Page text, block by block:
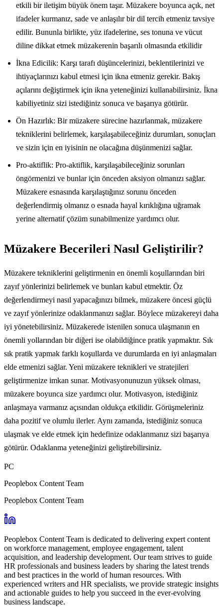
etkili bir iletişim büyük önem taşır. Müzakere boyunca açık, net
ifadeler kurmanız, sade ve anlaşılır bir dil tercih etmeniz tavsiye
edilir. Bununla birlikte, yüz ifadelerine, ses tonuna ve vücut
diline dikkat etmek müzakerenin başarılı olmasında etkilidir
İkna Edicilik: Karşı tarafı düşüncelerinizi, beklentilerinizi ve
ihtiyaçlarınızı kabul etmesi için ikna etmeniz gerekir. Bakış
açılarını değiştirmek için ikna yeteneğinizi kullanabilirsiniz. İkna
kabiliyetiniz sizi istediğiniz sonuca ve başarıya götürür.
Ön Hazırlık: Bir müzakere sürecine hazırlanmak, müzakere
tekniklerini belirlemek, karşılaşabileceğiniz durumları, sonuçları
ve sizin için en iyisinin ne olacağına düşünmenizi sağlar.
Pro-aktiflik: Pro-aktiflik, karşılaşabileceğiniz sorunları
öngörmenizi ve bunlar için önceden aksiyon olmanızı sağlar.
Müzakere esnasında karşılaştığınız sorunu önceden
değerlendirmiş olmanız o esnada hayal kırıklığına uğramak
yerine alternatif çözüm sunabilmenize yardımcı olur.
Müzakere Becerileri Nasıl Geliştirilir?
Müzakere tekniklerini geliştirmenin en önemli koşullarından biri
zayıf yönlerinizi belirlemek ve bunları kabul etmektir. Öz
değerlendirmeyi nasıl yapacağınızı bilmek, müzakere öncesi güçlü
ve zayıf yönlerinize odaklanmanızı sağlar. Böylece müzakereyi daha
iyi yönetebilirsiniz. Müzakerede istenilen sonuca ulaşmanın en
önemli yollarından bir diğeri ise olabildiğince pratik yapmaktır. Sık
sık pratik yapmak farklı koşullarda ve durumlarda en iyi anlaşmaları
elde etmenizi sağlar. Yeni müzakere teknikleri ve stratejileri
geliştirmenize imkan sunar. Motivasyonunuzun yüksek olması,
müzakere boyunca size yardımcı olur. Motivasyon, istediğiniz
anlaşmaya varmanız açısından oldukça etkilidir. Görüşmeleriniz
daha pozitif ve olumlu ilerler. Aynı zamanda, istediğiniz sonuca
ulaşmak ve elde etmek için hedefinize odaklanmanız sizi başarıya
götürür. Odaklanma yeteneğinizi geliştirebilirsiniz.
PC
Peoplebox Content Team
Peoplebox Content Team
Peoplebox Content Team is dedicated to delivering expert content
on workforce management, employee engagement, talent
acquisition, and leadership development. Our team strives to guide
HR professionals and business leaders by sharing the latest trends
and best practices in the world of human resources. With
experienced writers and HR specialists, we provide strategic insights
and actionable guides to help you succeed in the ever-evolving
business landscape.